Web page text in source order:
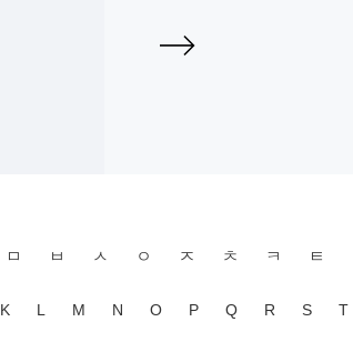
ㅁ ㅂ ㅅ ㅇ ㅈ ㅊ ㅋ ㅌ
K L M N O P Q R S T